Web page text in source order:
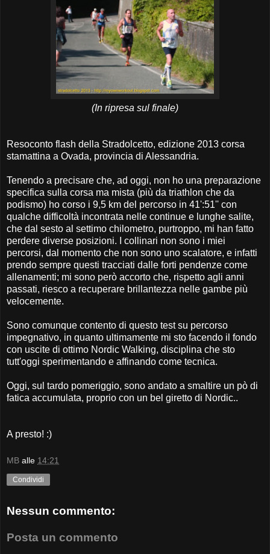
(In ripresa sul finale)
Resoconto flash della Stradolcetto, edizione 2013 corsa
stamattina a Ovada, provincia di Alessandria.
Tenendo a precisare che, ad oggi, non ho una preparazione
specifica sulla corsa ma mista (più da triathlon che da
podismo) ho corso i 9,5 km del percorso in 41':51'' con
qualche difficoltà incontrata nelle continue e lunghe salite,
che dal sesto al settimo chilometro, purtroppo, mi han fatto
perdere diverse posizioni. I collinari non sono i miei
percorsi, dal momento che non sono uno scalatore, e infatti
prendo sempre questi tracciati dalle forti pendenze come
allenamenti; mi sono però accorto che, rispetto agli anni
passati, riesco a recuperare brillantezza nelle gambe più
velocemente.
Sono comunque contento di questo test su percorso
impegnativo, in quanto ultimamente mi sto facendo il fondo
con uscite di ottimo Nordic Walking, disciplina che sto
tutt'oggi sperimentando e affinando come tecnica.
Oggi, sul tardo pomeriggio, sono andato a smaltire un pò di
fatica accumulata, proprio con un bel giretto di Nordic..
A presto! :)
MB alle 14:21
Condividi
Nessun commento:
Posta un commento